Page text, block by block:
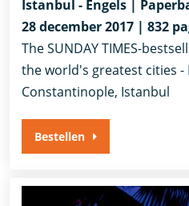
Istanbul - Engels |
28 december 2017 | 832
The SUNDAY TIMES-
the world's greatest cities -
Constantinople, Istanbul
Bestellen